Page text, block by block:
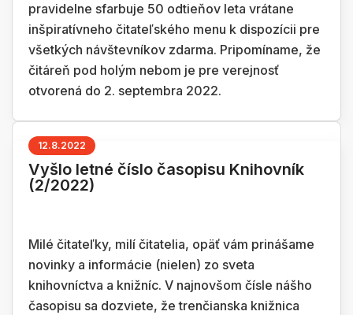
pravidelne sfarbuje 50 odtieňov leta vrátane
inšpiratívneho čitateľského menu k dispozícii pre
všetkých návštevníkov zdarma. Pripomíname, že
čitáreň pod holým nebom je pre verejnosť
otvorená do 2. septembra 2022.
12.8.2022
Vyšlo letné číslo časopisu Knihovník
(2/2022)
Milé čitateľky, milí čitatelia, opäť vám prinášame
novinky a informácie (nielen) zo sveta
knihovníctva a knižníc. V najnovšom čísle nášho
časopisu sa dozviete, že trenčianska knižnica